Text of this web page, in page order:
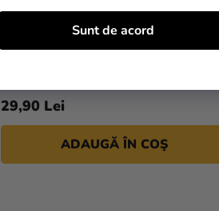
Sunt de acord
Balon din folie cifra aniversară 6 -
29,90 Lei
ADAUGĂ ÎN COŞ